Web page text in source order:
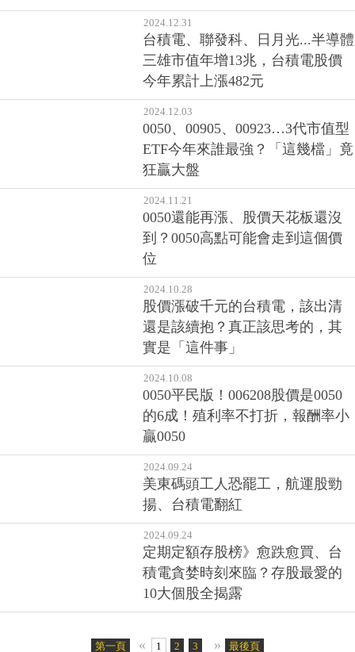
2025.01.09
資深投資人看年前股市：甜蜜行
情快結束，見好就收！
2024.12.31
台積電、聯發科、日月光...半導體
三雄市值年增13兆，台積電股價
今年累計上漲482元
2024.12.03
0050、00905、00923…3代市值型
ETF今年來誰最強？「這幾檔」竟
狂贏大盤
2024.11.21
0050還能再漲、股價天花板還沒
到？0050高點可能會走到這個價
位
2024.10.28
股價漲破千元的台積電，該出清
還是該續抱？真正該思考的，其
實是「這件事」
2024.10.08
0050平民版！006208股價是0050
的6成！殖利率不打折，報酬率小
2024.09.24
美東碼頭工人恐罷工，航運股勁
揚、台積電翻紅
2024.09.24